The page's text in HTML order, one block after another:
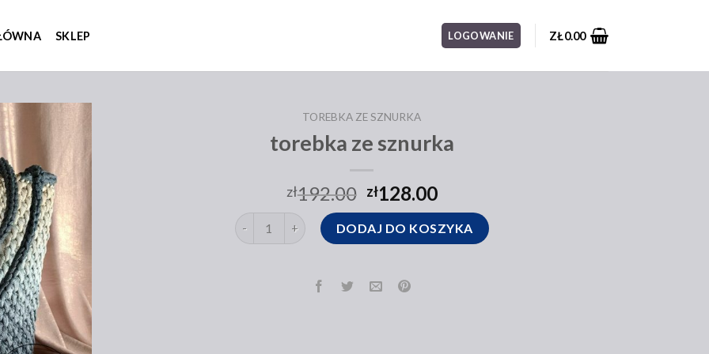
SKLEP LOGOWANIE ZŁ0.00
TOREBKA ZE SZNURKA
torebka ze sznurka
zł192.00 zł128.00
ilość torebka ze sznurkaDODAJ DO KOSZYKA